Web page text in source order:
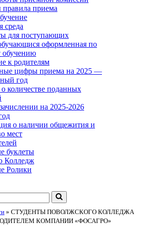
правила приема
среда
для поступающих
оформленная по
обучению
к родителям
цифры приема на 2025 —
год
количестве поданных
на 2025-2026
о наличии общежития и
мест
буклеты
Колледж
Ролики
» СТУДЕНТЫ ПОВОЛЖСКОГО КОЛЛЕДЖА
КОМПАНИИ «ФОСАГРО»